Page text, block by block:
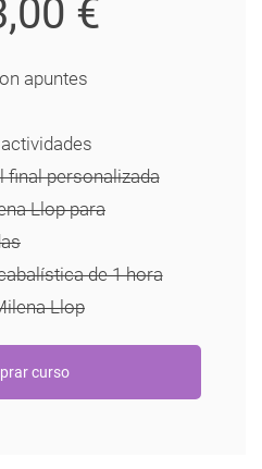
€
apuntes
final personalizada
Llop para
de 1 hora
Llop